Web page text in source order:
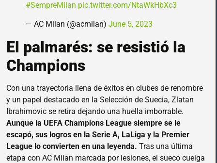
#SempreMilan pic.twitter.com/NtaWkHbXc3
— AC Milan (@acmilan) June 5, 2023
El palmarés: se resistió la
Champions
Con una trayectoria llena de éxitos en clubes de renombre
y un papel destacado en la Selección de Suecia, Zlatan
Ibrahimovic se retira dejando una huella imborrable.
Aunque la UEFA Champions League siempre se le
escapó, sus logros en la Serie A, LaLiga y la Premier
League lo convierten en una leyenda. Tras una última
etapa con AC Milan marcada por lesiones, el sueco cuelga